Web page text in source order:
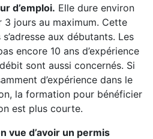
d’emploi. Elle dure environ
3 jours au maximum. Cette
aux débutants. Les
encore 10 ans d’expérience
sont aussi concernés. Si
d’expérience dans le
la formation pour bénéficier
est plus courte.
vue d’avoir un permis